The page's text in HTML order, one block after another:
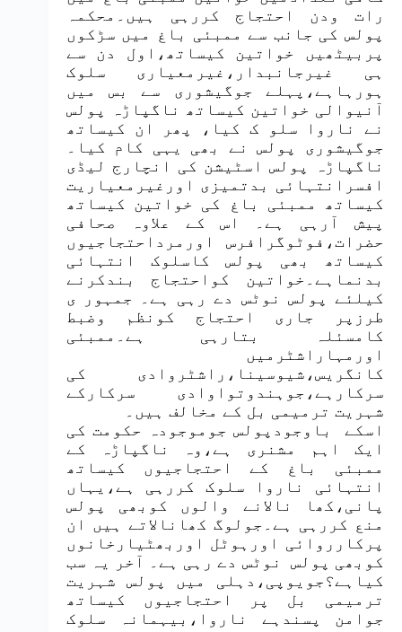
رات ودن احتجاج کررہی ہیں۔محکمہ
پولس کی جانب سے ممبئی باغ میں سڑکوں
پربیٹھیں خواتین کیساتھ،اول دن سے
ہی غیرجانبدار،غیرمعیاری سلوک
ہورہاہے،پہلے جوگیشوری سے بس میں
آنیوالی خواتین کیساتھ ناگپاڑہ پولس
نے ناروا سلو ک کیا، پھر ان کیساتھ
جوگیشوری پولس نے بھی یہی کام کیا۔
ناگپاڑہ پولس اسٹیشن کی انچارج لیڈی
افسرانتہائی بدتمیزی اورغیرمعیاریت
کیساتھ ممبئی باغ کی خواتین کیساتھ
پیش آرہی ہے۔ اس کے علاوہ صحافی
حضرات،فوٹوگرافرس اورمرداحتجاجیوں
کیساتھ بھی پولس کاسلوک انتہائی
بدنماہے۔خواتین کواحتجاج بندکرنے
کیلئے پولس نوٹس دے رہی ہے۔ جمہور ی
طرزپر جاری احتجاج کونظم وضبط
کامسئلہ بتارہی ہے۔ممبئی
اورمہاراشٹرمیں
کانگریس،شیوسینا،راشٹروادی کی
سرکارہے،جوہندوتواوادی سرکارکے
شہریت ترمیمی بل کے مخالف ہیں۔
اسکے باوجودپولس جوموجودہ حکومت کی
ایک اہم مشنری ہے،وہ ناگپاڑہ کے
ممبئی باغ کے احتجاجیوں کیساتھ
انتہائی ناروا سلوک کررہی ہے،یہاں
پانی،کھا نالانے والوں کوبھی پولس
منع کررہی ہے۔جولوگ کھانالاتے ہیں ان
پرکارروائی اورہوٹل اوربھٹیارخانوں
کوبھی پولس نوٹس دے رہی ہے۔ آخر یہ سب
کیاہے؟جویوپی،دہلی میں پولس شہریت
ترمیمی بل پر احتجاجیوں کیساتھ
جوامن پسندہے ناروا،بیہمانہ سلوک